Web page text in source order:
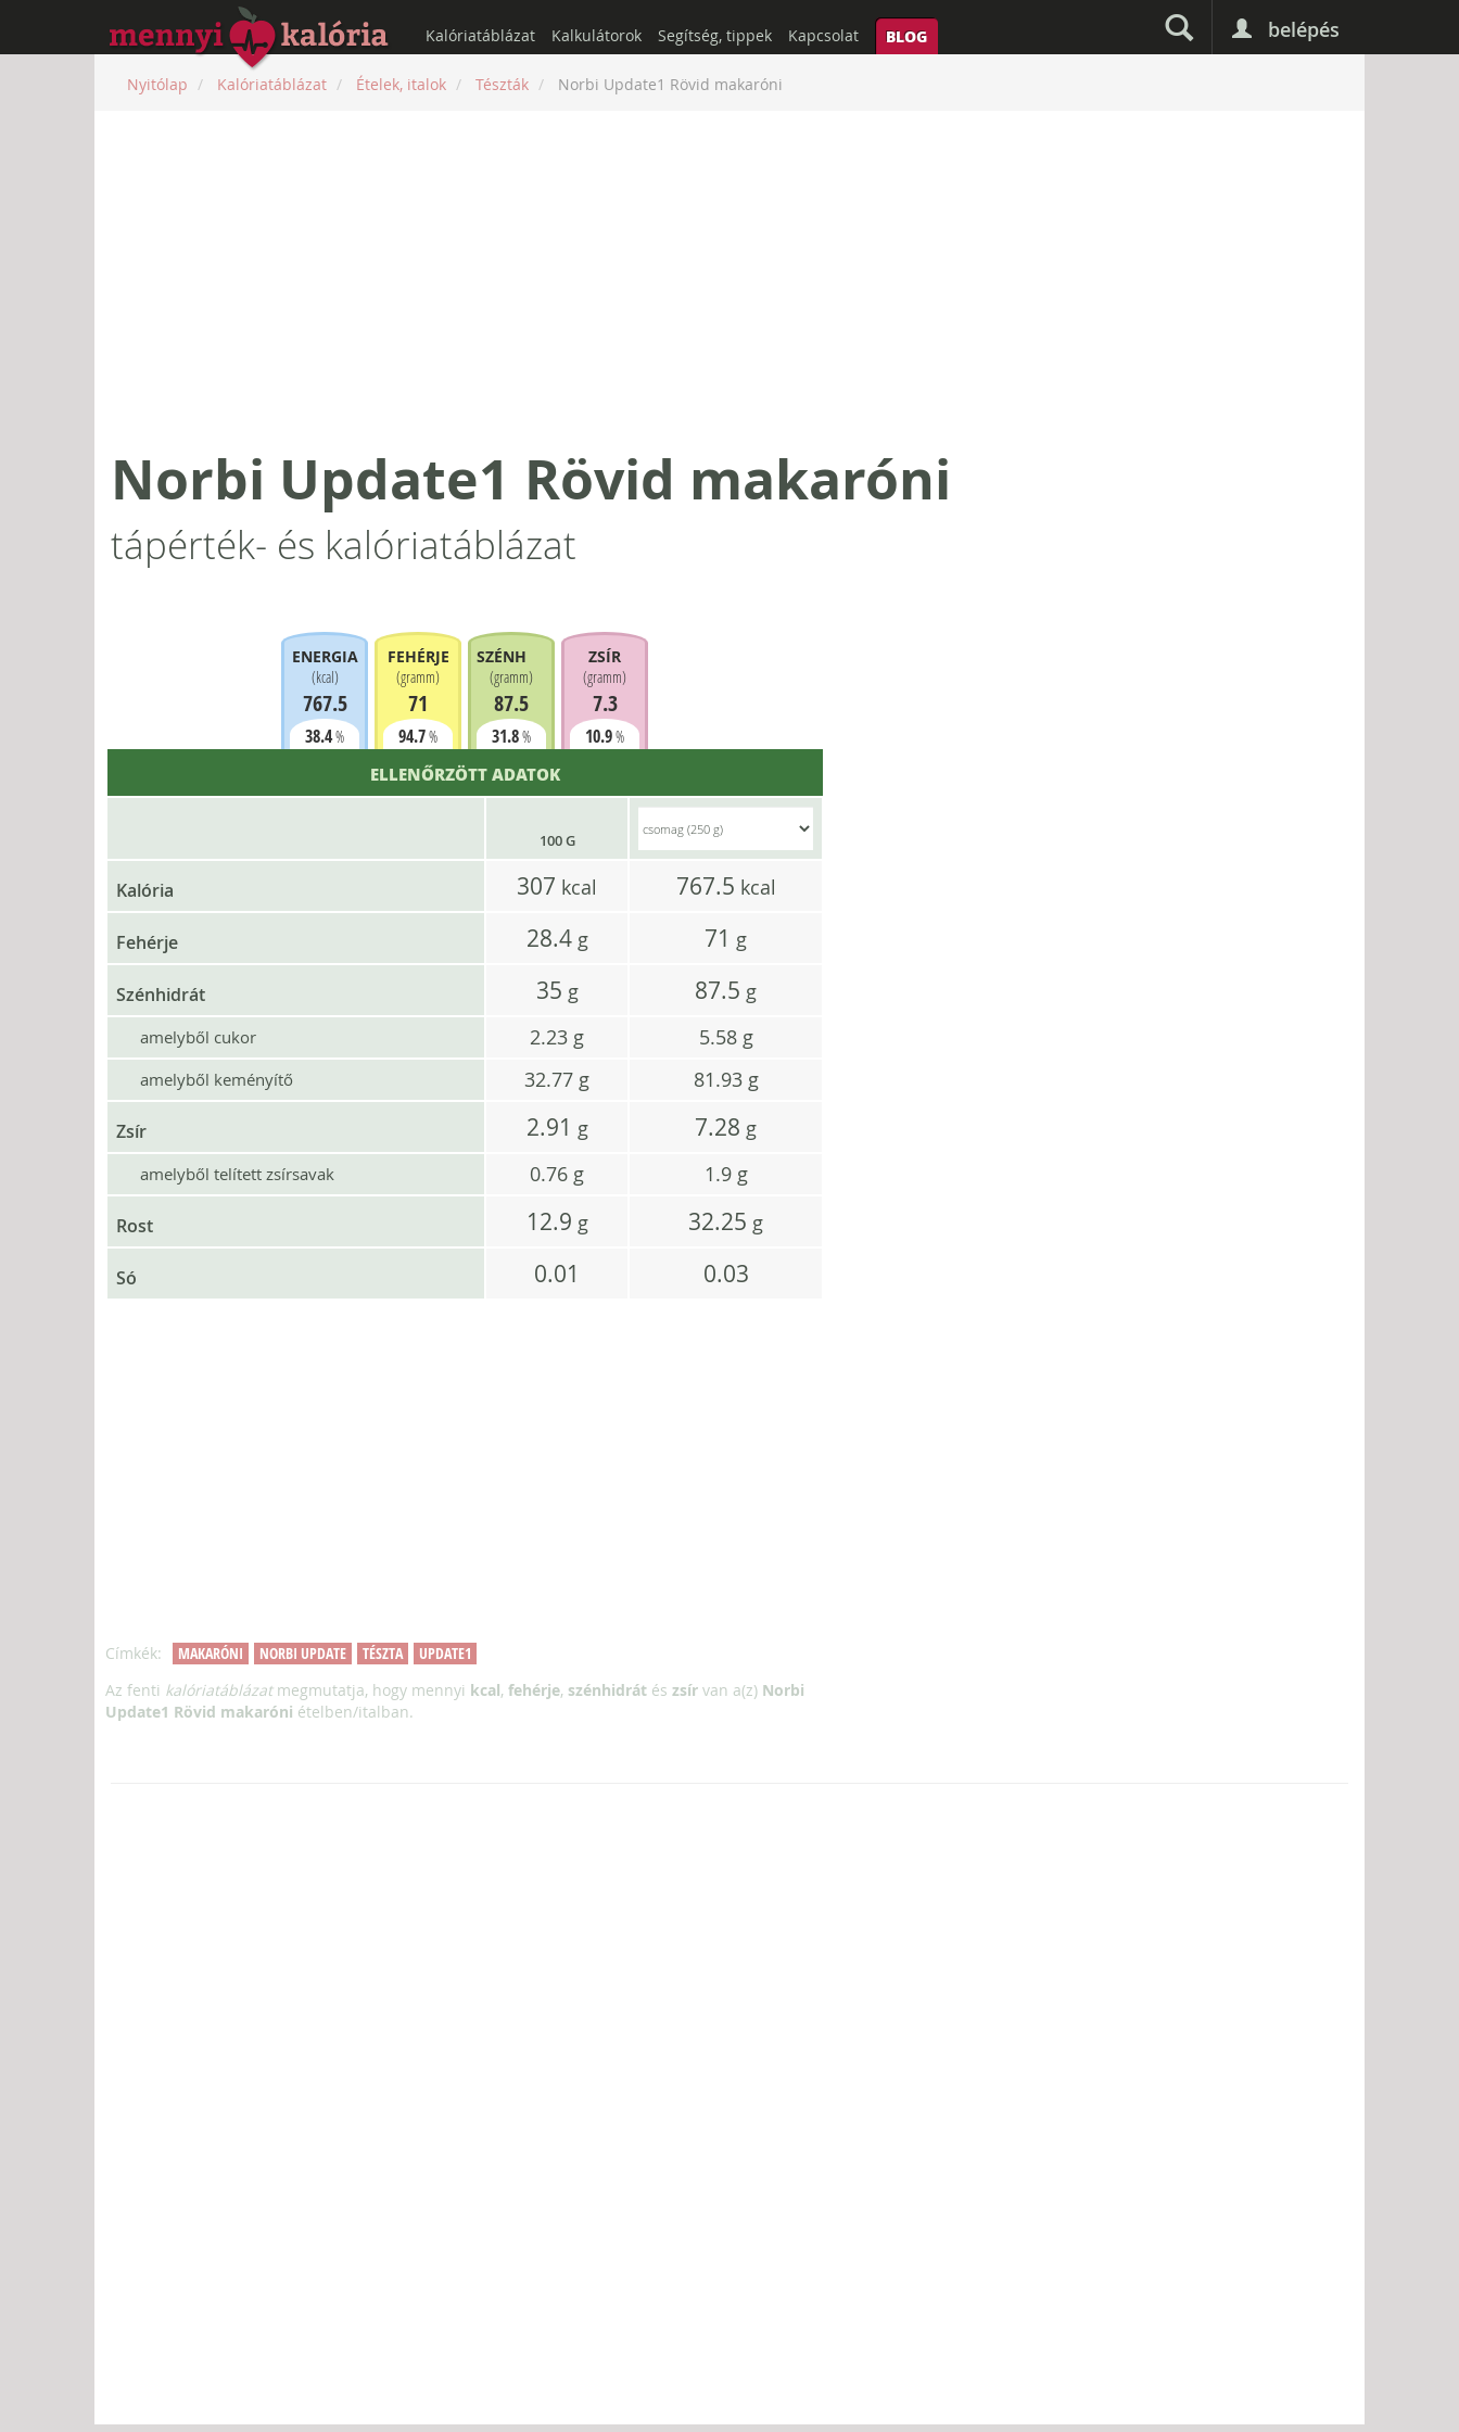
belépés
Kalóriatáblázat Kalkulátorok Segítség, tippek Kapcsolat BLOG
Nyitólap Kalóriatáblázat Ételek, italok Tészták Norbi Update1 Rövid makaróni
Norbi Update1 Rövid makaróni
tápérték- és kalóriatáblázat
ENERGIA
(kcal)
767.5
38.4%
FEHÉRJE
(gramm)
71
94.7%
SZÉNHIDRÁT
(gramm)
87.5
31.8%
ZSÍR
(gramm)
7.3
10.9%
ELLENŐRZÖTT ADATOK
100 G
Kalória 307 kcal 767.5 kcal
Fehérje 28.4 g 71 g
Szénhidrát 35 g 87.5 g
amelyből cukor 2.23 g 5.58 g
amelyből keményítő 32.77 g 81.93 g
Zsír 2.91 g 7.28 g
amelyből telített zsírsavak 0.76 g 1.9 g
Rost 12.9 g 32.25 g
Só 0.01 0.03
Címkék: MAKARÓNI NORBI UPDATE TÉSZTA
UPDATE1
Az fenti kalóriatáblázatmegmutatja, hogy mennyi kcal, fehérje, szénhidrát és zsír van a(z) Norbi
Update1 Rövid makaróni ételben/italban.